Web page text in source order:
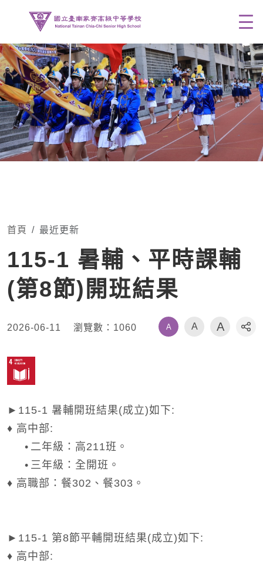
首頁 最近更新
115-1 暑輔、平時課輔
(第8節)開班結果
2026-06-11 瀏覽數： 1060 A A A
社
►115-1 暑輔開班結果(成立)如下:
♦ 高中部:
• 二年級：高211班。
• 三年級：全開班。
♦ 高職部：餐302、餐303。
►115-1 第8節平輔開班結果(成立)如下:
♦ 高中部: